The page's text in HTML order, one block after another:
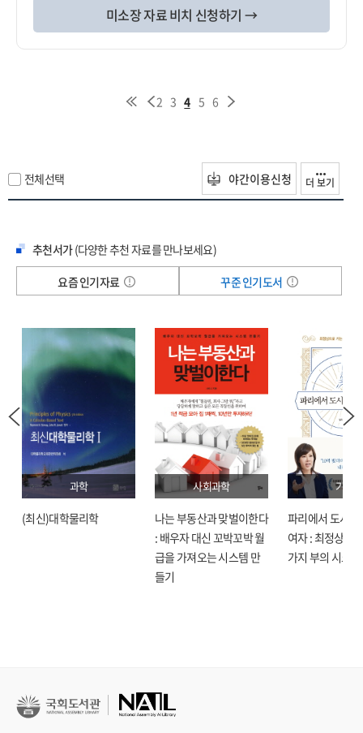
미소장 자료 비치 신청하기 →
2 3 4 5 6
전체선택 야간이용신청 더 보기
추천서가(다양한 추천 자료를 만나보세요)
요즘 인기자료
꾸준 인기도서
과학
(최신)대학물리학
사회과학
나는 부동산과 맞벌이한다
: 배우자 대신 꼬박꼬박 월
급을 가져오는 시스템 만
들기
기술
파리에서 도시락
여자 : 최정상으
가지 부의 시크릿